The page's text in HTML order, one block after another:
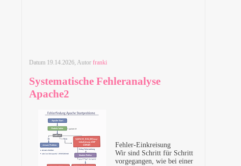
Datum 19.14.2026, Autor franki
Systematische Fehleranalyse
Apache2
Fehler-Einkreisung
Wir sind Schritt für Schritt
vorgegangen, wie bei einer